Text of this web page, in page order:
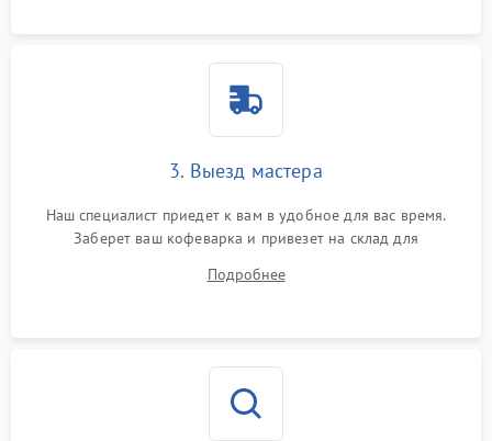
3. Выезд мастера
Наш специалист приедет к вам в удобное для вас время.
Заберет ваш кофеварка и привезет на склад для
Подробнее